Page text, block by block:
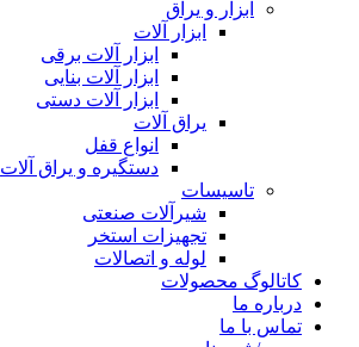
ابزار و یراق
ابزار آلات
ابزار آلات برقی
ابزار آلات بنایی
ابزار آلات دستی
یراق آلات
انواع قفل
دستگیره و یراق آلات
تاسیسات
شیرآلات صنعتی
تجهیزات استخر
لوله و اتصالات
کاتالوگ محصولات
درباره ما
تماس با ما